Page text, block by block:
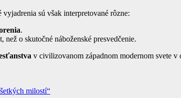
sú však interpretované rôzne:
.
než o skutočné náboženské presvedčenie.
v civilizovanom západnom modernom svete
milostí“